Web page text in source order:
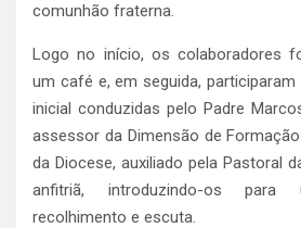
comunhão fraterna.
Logo no início, os colaboradores
um café e, em seguida,
inicial conduzidas pelo Padre
assessor da Dimensão de
da Diocese, auxiliado pela Pastoral
anfitriã, introduzindo-os
recolhimento e escuta.